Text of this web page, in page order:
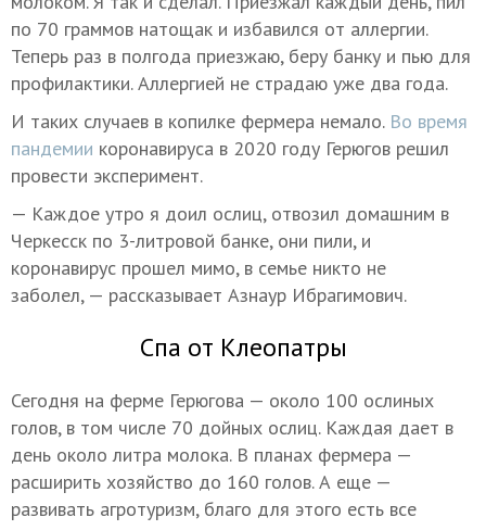
по 70 граммов натощак и избавился от аллергии.
Теперь раз в полгода приезжаю, беру банку и пью для
профилактики. Аллергией не страдаю уже два года.
И таких случаев в копилке фермера немало. Во время
пандемии коронавируса в 2020 году Герюгов решил
провести эксперимент.
— Каждое утро я доил ослиц, отвозил домашним в
Черкесск по 3-литровой банке, они пили, и
коронавирус прошел мимо, в семье никто не
заболел, — рассказывает Азнаур Ибрагимович.
Спа от Клеопатры
Сегодня на ферме Герюгова — около 100 ослиных
голов, в том числе 70 дойных ослиц. Каждая дает в
день около литра молока. В планах фермера —
расширить хозяйство до 160 голов. А еще —
развивать агротуризм, благо для этого есть все